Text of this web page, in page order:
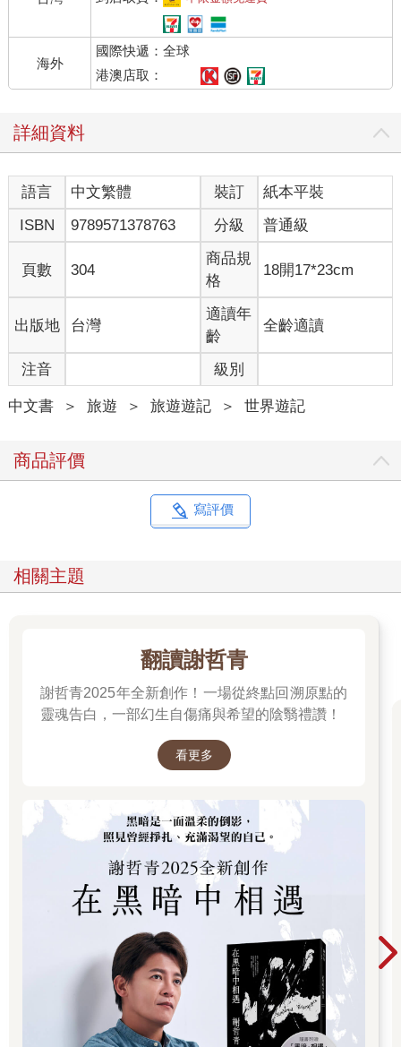
海外
國際快遞：全球
港澳店取：
詳細資料
語言 中文繁體 裝訂
紙本平裝
ISBN
9789571378763 分級 普通級
頁數 304
商品規
格
18開17*23cm
出版地 台灣
適讀年
齡
全齡適讀
注音 級別
中文書 ＞ 旅遊 ＞ 旅遊遊記 ＞ 世界遊記
商品評價
寫評價
相關主題
翻讀謝哲青
謝哲青2025年全新創作！一場從終點回溯原點的
靈魂告白，一部幻生自傷痛與希望的陰翳禮讚！
看更多